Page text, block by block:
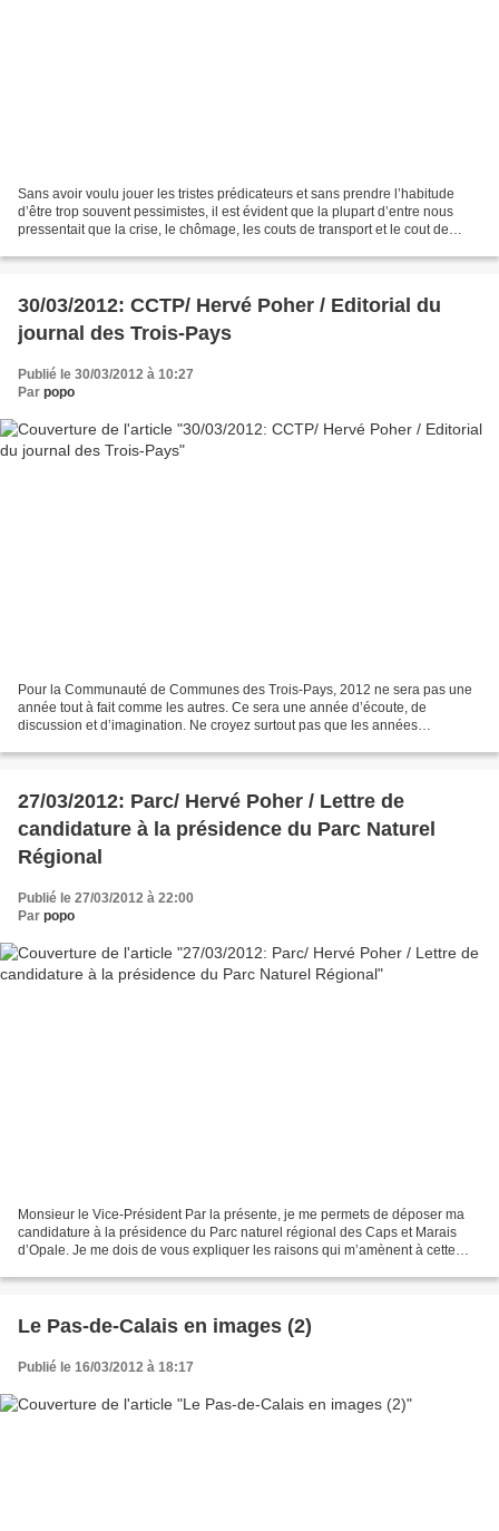
Sans avoir voulu jouer les tristes prédicateurs et sans prendre l’habitude
d’être trop souvent pessimistes, il est évident que la plupart d’entre nous
pressentait que la crise, le chômage, les couts de transport et le cout de
30/03/2012: CCTP/ Hervé Poher / Editorial du
journal des Trois-Pays
Publié le 30/03/2012 à 10:27
Par popo
Pour la Communauté de Communes des Trois-Pays, 2012 ne sera pas une
année tout à fait comme les autres. Ce sera une année d’écoute, de
discussion et d’imagination. Ne croyez surtout pas que les années
27/03/2012: Parc/ Hervé Poher / Lettre de
candidature à la présidence du Parc Naturel
Régional
Publié le 27/03/2012 à 22:00
Par popo
Monsieur le Vice-Président Par la présente, je me permets de déposer ma
candidature à la présidence du Parc naturel régional des Caps et Marais
d’Opale. Je me dois de vous expliquer les raisons qui m’amènent à cette
Le Pas-de-Calais en images (2)
Publié le 16/03/2012 à 18:17